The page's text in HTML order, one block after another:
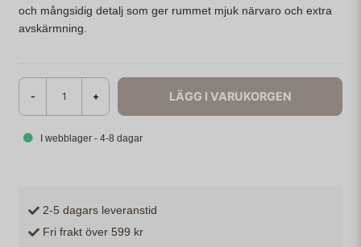
och mångsidig detalj som ger rummet mjuk närvaro och extra
avskärmning.
- + LÄGG I VARUKORGEN
I webblager - 4-8 dagar
2-5 dagars leveranstid
Fri frakt över 599 kr